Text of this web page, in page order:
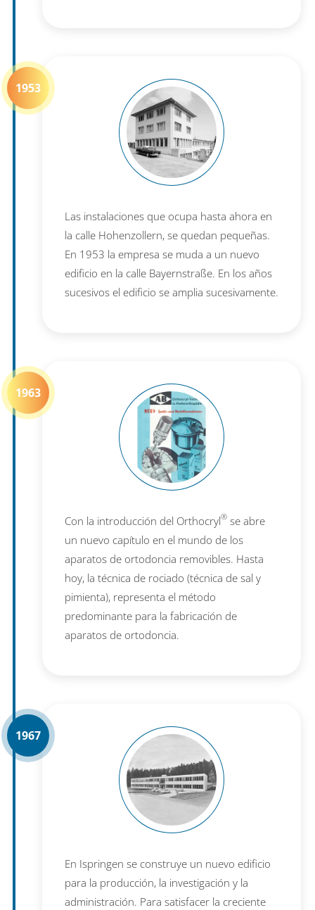
1953
Las instalaciones que ocupa hasta ahora en
la calle Hohenzollern, se quedan pequeñas.
En 1953 la empresa se muda a un nuevo
edificio en la calle Bayernstraße. En los años
sucesivos el edificio se amplia sucesivamente.
1963
Con la introducción del Orthocryl® se abre
un nuevo capítulo en el mundo de los
aparatos de ortodoncia removibles. Hasta
hoy, la técnica de rociado (técnica de sal y
pimienta), representa el método
predominante para la fabricación de
aparatos de ortodoncia.
1967
En Ispringen se construye un nuevo edificio
para la producción, la investigación y la
administración. Para satisfacer la creciente